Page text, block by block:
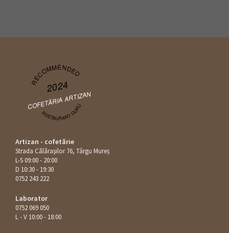
RECOMMENDED
2024
COFETĂRIA ARTIZAN
RESTAURANT GURU
Artizan - cofetărie
Strada Călăraşilor 76, Târgu Mureș
L-S 09:00 - 20:00
D 10:30 - 19:30
0752 243 222
Laborator
0752 069 050
L - V 10:00 - 18:00